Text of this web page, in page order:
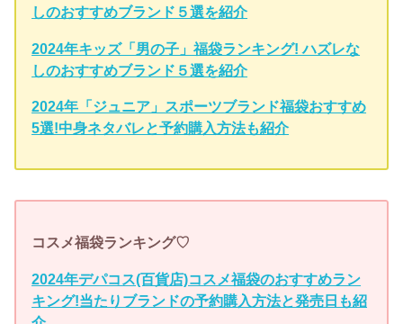
しのおすすめブランド５選を紹介
2024年キッズ「男の子」福袋ランキング! ハズレな
しのおすすめブランド５選を紹介
2024年「ジュニア」スポーツブランド福袋おすすめ
5選!中身ネタバレと予約購入方法も紹介
コスメ福袋ランキング♡
2024年デパコス(百貨店)コスメ福袋のおすすめラン
キング!当たりブランドの予約購入方法と発売日も紹